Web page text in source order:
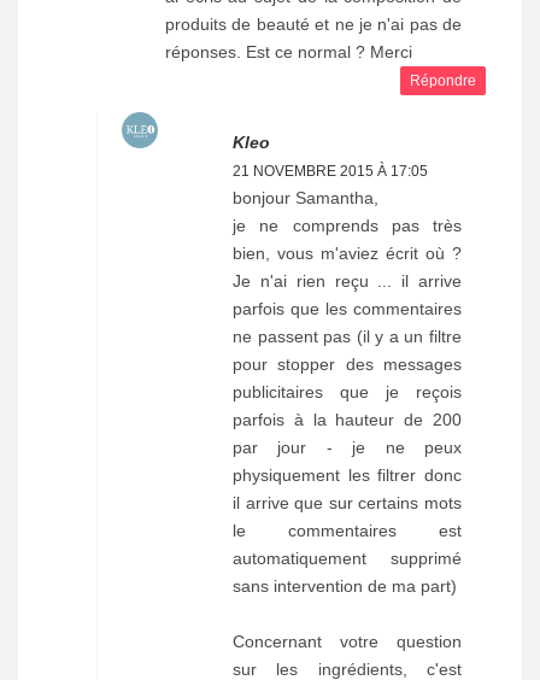
produits de beauté et ne je n'ai pas de
réponses. Est ce normal ? Merci
Répondre
Kleo
21 NOVEMBRE 2015 À 17:05
bonjour Samantha,
je ne comprends pas très
bien, vous m'aviez écrit où ?
Je n'ai rien reçu ... il arrive
parfois que les commentaires
ne passent pas (il y a un filtre
pour stopper des messages
publicitaires que je reçois
parfois à la hauteur de 200
par jour - je ne peux
physiquement les filtrer donc
il arrive que sur certains mots
le commentaires est
automatiquement supprimé
sans intervention de ma part)
Concernant votre question
sur les ingrédients, c'est